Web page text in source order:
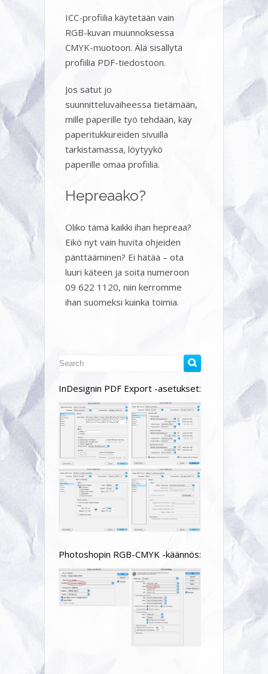
ICC-profiilia käytetään vain
RGB-kuvan muunnoksessa
CMYK-muotoon. Älä sisällytä
profiilia PDF-tiedostoon.
Jos satut jo
suunnitteluvaiheessa tietämään,
mille paperille työ tehdään, käy
paperitukkureiden sivuilla
tarkistamassa, löytyykö
paperille omaa profiilia.
Hepreaako?
Oliko tämä kaikki ihan hepreaa?
Eikö nyt vain huvita ohjeiden
pänttääminen? Ei hätää – ota
luuri käteen ja soita numeroon
09 622 1120, niin kerromme
ihan suomeksi kuinka toimia.
InDesignin PDF Export -asetukset:
Photoshopin RGB-CMYK -käännös: